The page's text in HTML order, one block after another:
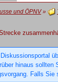
und ÖPNV»
hinaus
Falls